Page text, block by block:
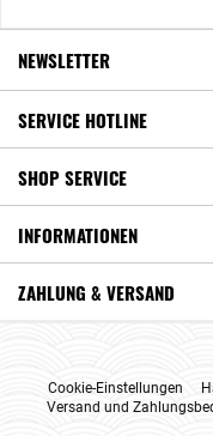
NEWSLETTER
SERVICE HOTLINE
SHOP SERVICE
INFORMATIONEN
ZAHLUNG & VERSAND
Cookie-Einstellungen
Versand und